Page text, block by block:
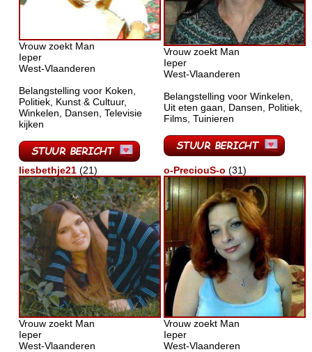
Vrouw zoekt Man
Ieper
West-Vlaanderen
Belangstelling voor Koken,
Politiek, Kunst & Cultuur,
Winkelen, Dansen, Televisie
kijken
Vrouw zoekt Man
Ieper
West-Vlaanderen
Belangstelling voor Winkelen,
Uit eten gaan, Dansen, Politiek,
Films, Tuinieren
liesbethje21 (21)
Vrouw zoekt Man
Ieper
West-Vlaanderen
o-PreciouS-o (31)
Vrouw zoekt Man
Ieper
West-Vlaanderen